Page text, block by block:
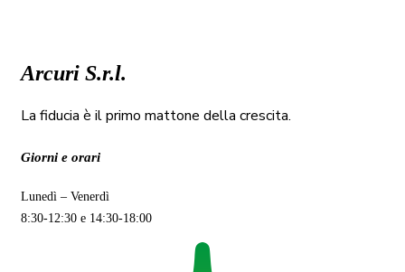
Arcuri S.r.l.
La fiducia è il primo mattone della crescita.
Giorni e orari
Lunedì – Venerdì
8:30-12:30 e 14:30-18:00